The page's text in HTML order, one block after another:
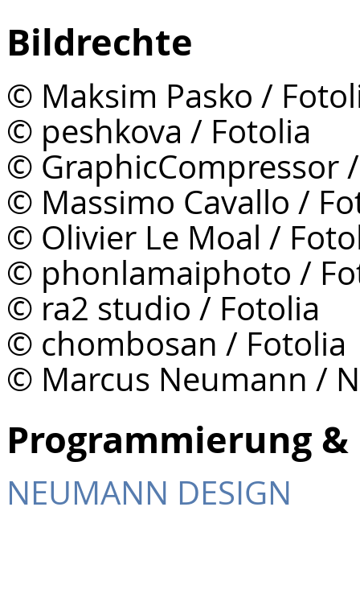
Bildrechte
© Maksim Pasko /
© peshkova / Fotolia
© GraphicCompressor
© Massimo Cavallo /
© Olivier Le Moal /
© phonlamaiphoto /
© ra2 studio / Fotolia
© chombosan / Fotolia
© Marcus Neumann /
Programmierung
NEUMANN DESIGN